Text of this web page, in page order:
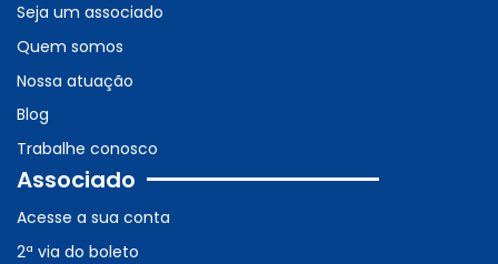
Seja um associado
Quem somos
Nossa atuação
Blog
Trabalhe conosco
Associado
Acesse a sua conta
2ª via do boleto